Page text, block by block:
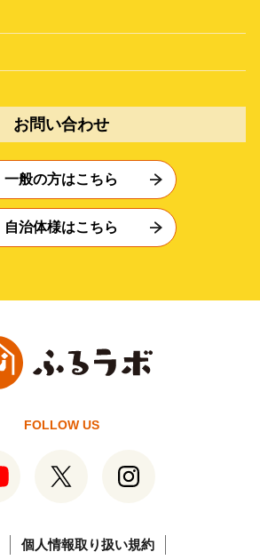
お問い合わせ
一般の方はこちら
自治体様はこちら
FOLLOW US
個人情報取り扱い規約